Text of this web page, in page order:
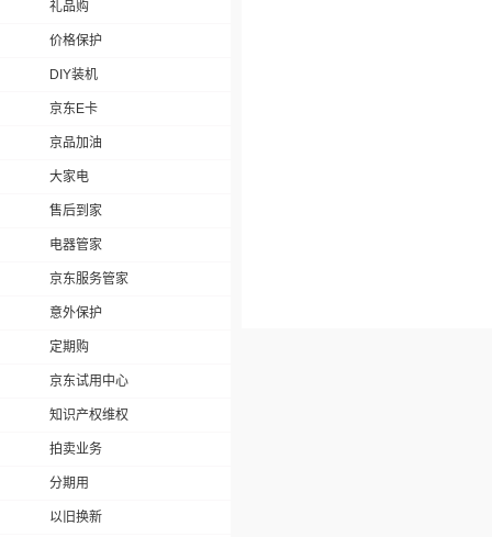
礼品购
价格保护
DIY装机
京东E卡
京品加油
大家电
售后到家
电器管家
京东服务管家
意外保护
定期购
京东试用中心
知识产权维权
拍卖业务
分期用
以旧换新